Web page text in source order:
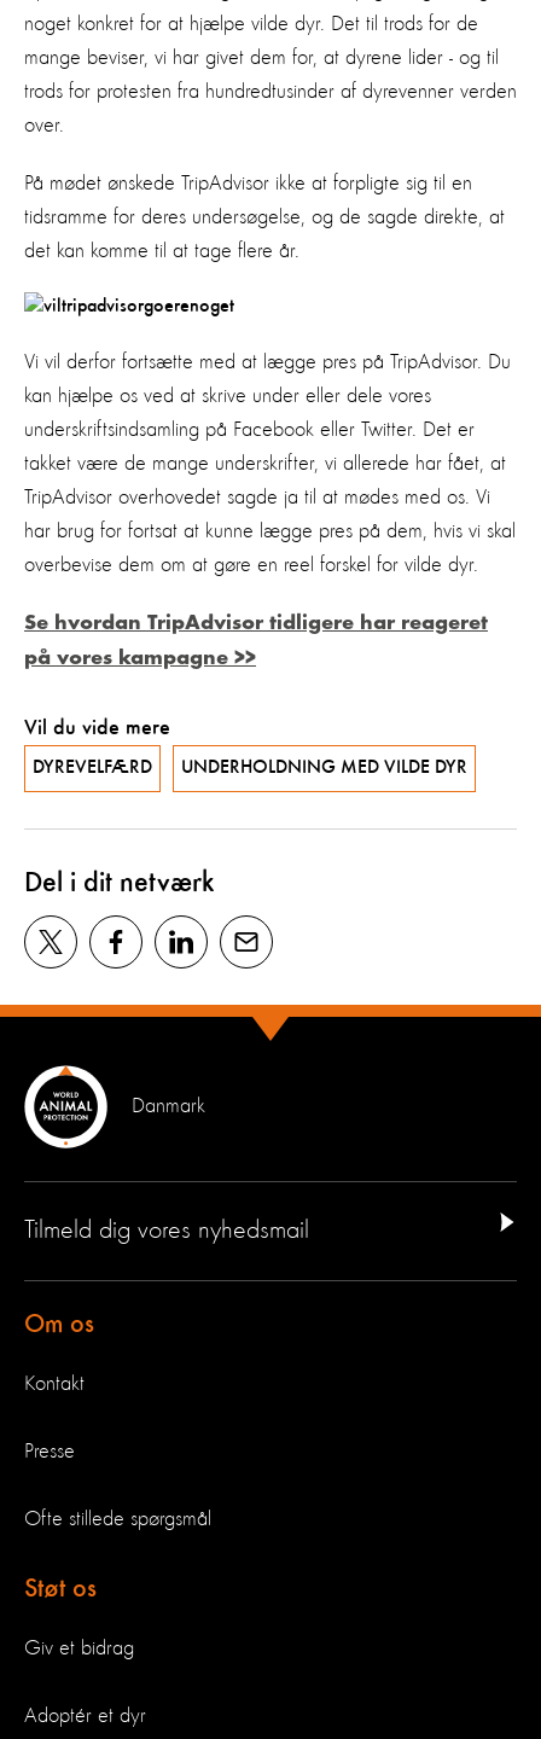
noget konkret for at hjælpe vilde dyr. Det til trods for de
mange beviser, vi har givet dem for, at dyrene lider - og til
trods for protesten fra hundredtusinder af dyrevenner verden
over.
På mødet ønskede TripAdvisor ikke at forpligte sig til en
tidsramme for deres undersøgelse, og de sagde direkte, at
det kan komme til at tage flere år.
Vi vil derfor fortsætte med at lægge pres på TripAdvisor. Du
kan hjælpe os ved at skrive under eller dele vores
underskriftsindsamling på Facebook eller Twitter. Det er
takket være de mange underskrifter, vi allerede har fået, at
TripAdvisor overhovedet sagde ja til at mødes med os. Vi
har brug for fortsat at kunne lægge pres på dem, hvis vi skal
overbevise dem om at gøre en reel forskel for vilde dyr.
Se hvordan TripAdvisor tidligere har reageret
på vores kampagne >>
Vil du vide mere
DYREVELFÆRD UNDERHOLDNING MED VILDE DYR
Del i dit netværk
Danmark
Tilmeld dig vores nyhedsmail
Om os
Kontakt
Presse
Ofte stillede spørgsmål
Støt os
Giv et bidrag
Adoptér et dyr